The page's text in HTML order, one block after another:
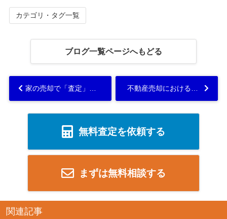
カテゴリ・タグ一覧
ブログ一覧ページへもどる
無料査定を依頼する
まずは無料相談する
関連記事